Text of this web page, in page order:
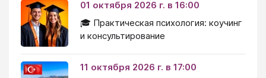
01 октября 2026 г. в 16:00
🎓 Практическая психология: коучинг
и консультирование
11 октября 2026 г. в 17:00